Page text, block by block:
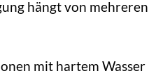
hängt von mehreren
mit hartem Wasser